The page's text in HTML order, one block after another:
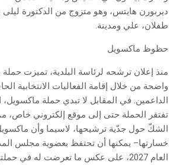
ديربورن هايتس، وهو متزوج من الدكتورة
طفلان، علي ومدينة.
حظوظ ماكسويل
منذ إعلان ترشحه لرئاسة البلدية، تميزت حملة
واضحة من خلال إقامة الفعاليات الانتخابية
الداعمين. في المقابل لا تبدي حملة ماكسويل،
تفتقر الحملة حتى إلى موقع إلكتروني خاص،
الشكّ حول جدّية ترشيحها، لاسيما وأن
خسارتها– يمكنها أن تحتفظ بعضوية مجلس
العام 2027، على عكس ما تعرضت له في